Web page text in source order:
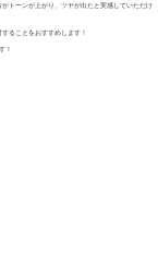
トーンが上がり、ツヤが出たと実感していただけ
ることをおすすめします！
！